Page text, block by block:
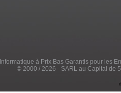
à Prix Bas Garantis pour les
© 2000 / 2026 - SARL au Capital de